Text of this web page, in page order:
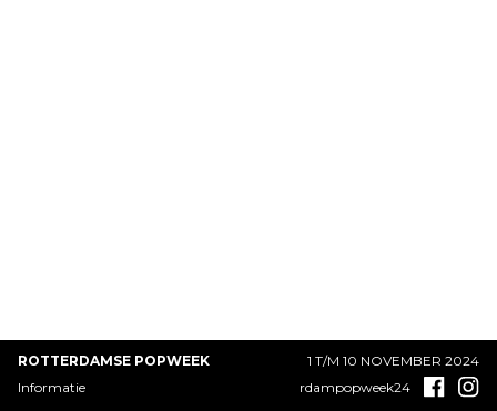
ROTTERDAMSE POPWEEK
1 T/M 10 NOVEMBER 2024
Informatie
rdampopweek24